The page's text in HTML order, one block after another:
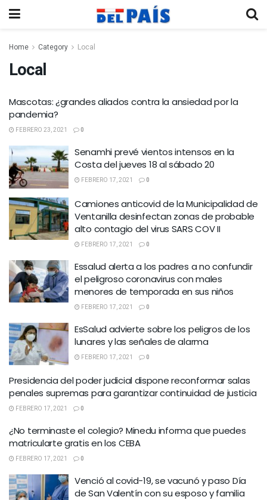
Home Category Local
Local
Mascotas: ¿grandes aliados contra la ansiedad por la
pandemia?
FEBRERO 23, 2021 0
Senamhi prevé vientos intensos en la
Costa del jueves 18 al sábado 20
FEBRERO 17, 2021 0
Camiones anticovid de la Municipalidad de
Ventanilla desinfectan zonas de probable
alto contagio del virus SARS COV II
FEBRERO 17, 2021 0
Essalud alerta a los padres a no confundir
el peligroso coronavirus con males
menores de temporada en sus niños
FEBRERO 17, 2021 0
EsSalud advierte sobre los peligros de los
lunares y las señales de alarma
FEBRERO 17, 2021 0
Presidencia del poder judicial dispone reconformar salas
penales supremas para garantizar continuidad de justicia
FEBRERO 17, 2021 0
¿No terminaste el colegio? Minedu informa que puedes
matricularte gratis en los CEBA
FEBRERO 17, 2021 0
Venció al covid-19, se vacunó y paso Día
de San Valentín con su esposo y familia